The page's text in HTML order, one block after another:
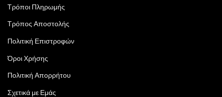
Τρόποι Πληρωμής
Τρόπος Αποστολής
Πολιτική Επιστροφών
Όροι Χρήσης
Πολιτική Απορρήτου
Σχετικά με Εμάς